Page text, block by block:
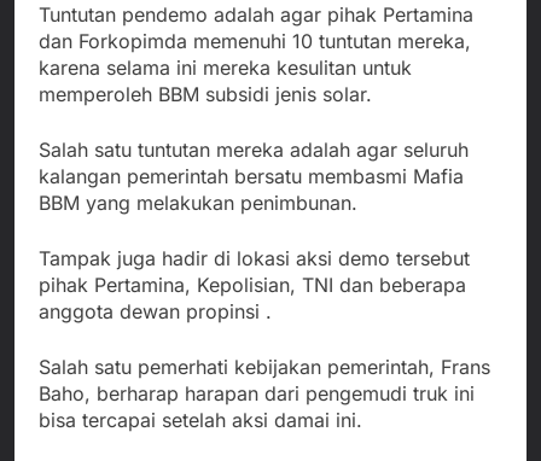
Tuntutan pendemo adalah agar pihak Pertamina
dan Forkopimda memenuhi 10 tuntutan mereka,
karena selama ini mereka kesulitan untuk
memperoleh BBM subsidi jenis solar.
Salah satu tuntutan mereka adalah agar seluruh
kalangan pemerintah bersatu membasmi Mafia
BBM yang melakukan penimbunan.
Tampak juga hadir di lokasi aksi demo tersebut
pihak Pertamina, Kepolisian, TNI dan beberapa
anggota dewan propinsi .
Salah satu pemerhati kebijakan pemerintah, Frans
Baho, berharap harapan dari pengemudi truk ini
bisa tercapai setelah aksi damai ini.